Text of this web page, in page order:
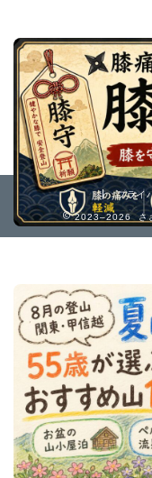
プライ
2023–2026 さ